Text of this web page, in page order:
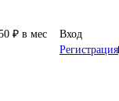
₽ в мес
Вход
Регистрация